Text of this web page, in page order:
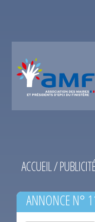
ACCUEIL/
ANNONCE N°